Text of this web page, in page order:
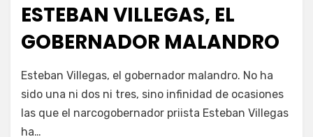
ESTEBAN VILLEGAS, EL
GOBERNADOR MALANDRO
por Fernando Miranda Servín
Esteban Villegas, el gobernador malandro. No ha
sido una ni dos ni tres, sino infinidad de ocasiones
las que el narcogobernador priista Esteban Villegas
ha…